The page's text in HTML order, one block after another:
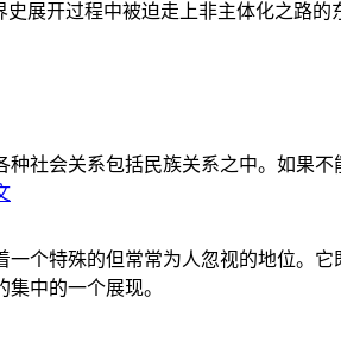
展开过程中被迫走上非主体化之路
社会关系包括民族关系之中。如果
个特殊的但常常为人忽视的地位。
中的一个展现。